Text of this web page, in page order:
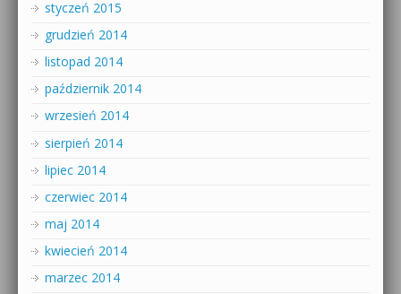
styczeń 2015
grudzień 2014
listopad 2014
październik 2014
wrzesień 2014
sierpień 2014
lipiec 2014
czerwiec 2014
maj 2014
kwiecień 2014
marzec 2014